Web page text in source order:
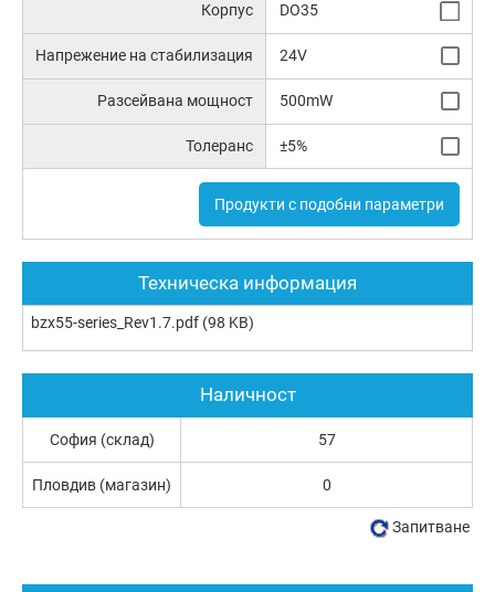
Корпус DO35
Напрежение на стабилизация 24V
Разсейвана мощност 500mW
Толеранс ±5%
Продукти с подобни параметри
Техническа информация
bzx55-series_Rev1.7.pdf (98 KB)
Наличност
София (склад) 57
Пловдив (магазин) 0
Запитване